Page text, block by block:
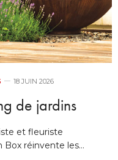
18 JUIN 2026
de jardins
et fleuriste
Box réinvente les…